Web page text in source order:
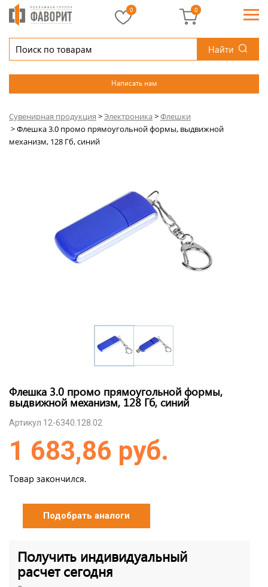
Найти
Написать нам
0 0
Сувенирная продукция >Электроника>Флешки
>Флешка 3.0 промо прямоугольной формы, выдвижной
механизм, 128 Гб, синий
Флешка 3.0 промо прямоугольной формы,
выдвижной механизм, 128 Гб, синий
Артикул 12-6340.128.02
1 683,86 руб.
Товар закончился.
Подобрать аналоги
Получить индивидуальный
расчет сегодня